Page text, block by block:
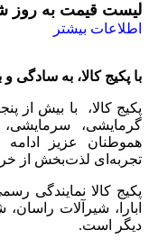
لیست قیمت به روز
اطلاعات بیشتر
با پکیج کالا، به سادگی
پکیج کالا، با بیش از
گرمایشی،
هموطنان عزیز
تجربه‌ای لذت‌بخش از
پکیج کالا نمایندگی
ابارا، شیرآلات
دیگر است.